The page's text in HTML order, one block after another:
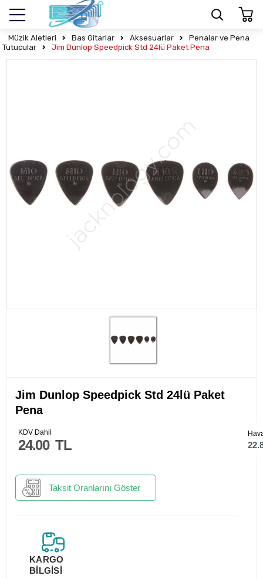
Müzik Aletleri Bas Gitarlar Aksesuarlar
Penalar ve Pena
Tutucular
Jim Dunlop Speedpick Std 24lü Paket Pena
Jim Dunlop Speedpick Std 24lü Paket
Pena
24.00 TL
KDV Dahil
Taksit Oranlarını Göster
KARGO
BİLGİSİ